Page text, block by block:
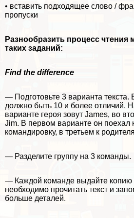
• вставить подходящее слово /
пропуски
Разнообразить процесс
таких заданий:
Find the difference
— Подготовьте 3 варианта текста.
должно быть 10 и более отличий.
варианте героя зовут James, во
Jim. В первом варианте он поехал
комaндировку, в третьем к
— Разделите группу на 3 комaнды.
— Каждой комaнде выдайте копию
необходимо прочитать текст и
больше деталей.